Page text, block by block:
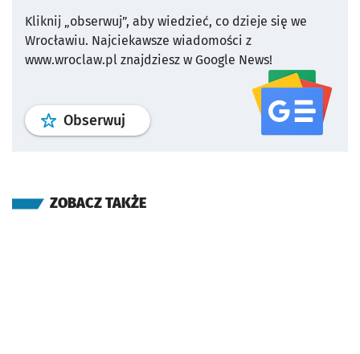
Kliknij „obserwuj”, aby wiedzieć, co dzieje się we
Wrocławiu. Najciekawsze wiadomości z
www.wroclaw.pl znajdziesz w Google News!
Obserwuj profil serwisu
ZOBACZ TAKŻE